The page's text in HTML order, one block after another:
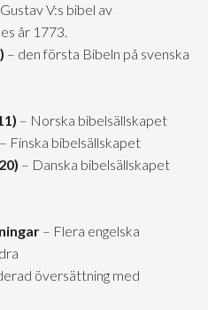
V:s bibel av
år 1773.
– den första Bibeln på svenska
– Norska bibelsällskapet
– Finska bibelsällskapet
– Danska bibelsällskapet
– Flera engelska
översättning med